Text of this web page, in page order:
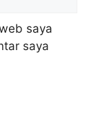
saya
saya